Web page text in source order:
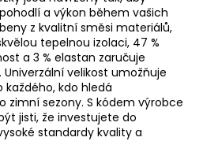
a výkon během vašich
z kvalitní směsi materiálů,
tepelnou izolaci, 47 %
a 3 % elastan zaručuje
velikost umožňuje
kdo hledá
zimní sezony. S kódem výrobce
jisti, že investujete do
standardy kvality a